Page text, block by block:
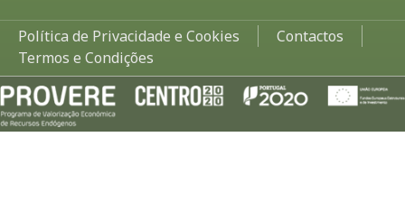
Política de Privacidade e Cookies
Contactos
Termos e Condições